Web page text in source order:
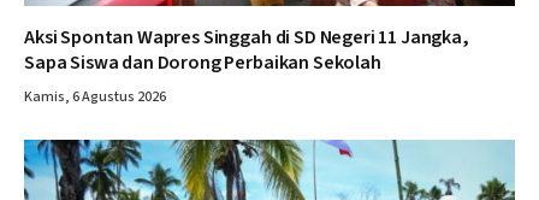
Aksi Spontan Wapres Singgah di SD Negeri 11 Jangka,
Sapa Siswa dan Dorong Perbaikan Sekolah
Kamis, 6 Agustus 2026